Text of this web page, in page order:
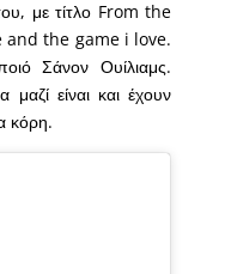
με τίτλο From the
the game i love.
Σάνον Ουίλιαμς.
είναι και έχουν
κόρη.